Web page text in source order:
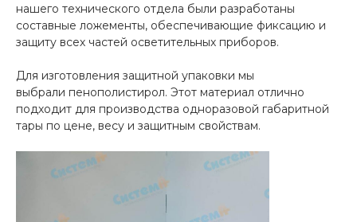
нашего технического отдела были разработаны
составные ложементы, обеспечивающие фиксацию и
защиту всех частей осветительных приборов.
Для изготовления защитной упаковки мы
выбрали пенополистирол. Этот материал отлично
подходит для производства одноразовой габаритной
тары по цене, весу и защитным свойствам.